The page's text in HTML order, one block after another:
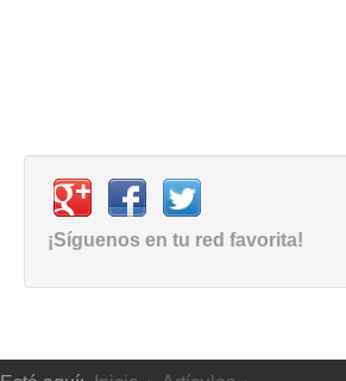
¡Síguenos en tu red favorita!